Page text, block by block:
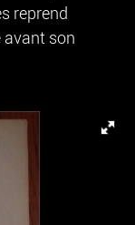
reprend
avant son